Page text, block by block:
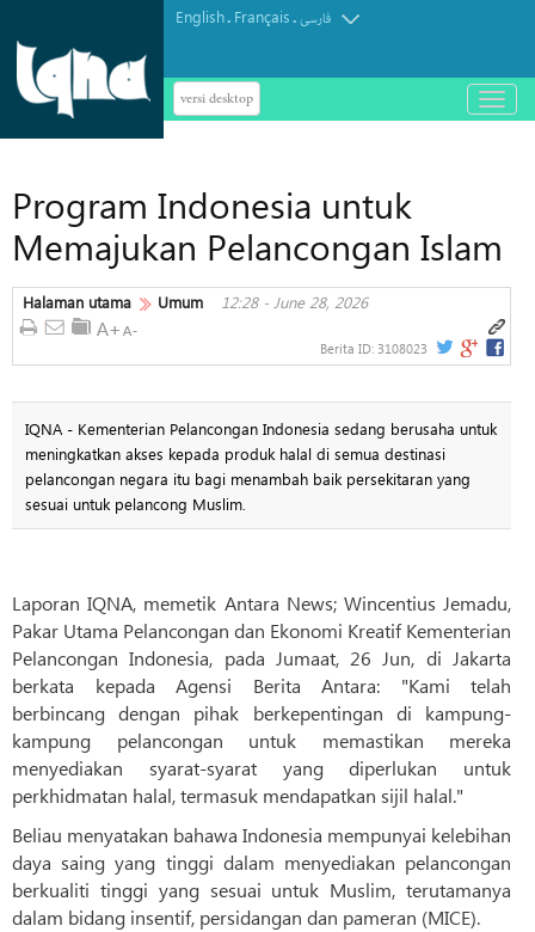
English. Français.فارسی
versi desktop
باز
و
Program Indonesia untuk
Memajukan Pelancongan Islam
Halaman utama Umum 12:28 - June 28, 2026
Berita ID: 3108023
IQNA - Kementerian Pelancongan Indonesia sedang berusaha untuk
meningkatkan akses kepada produk halal di semua destinasi
pelancongan negara itu bagi menambah baik persekitaran yang
sesuai untuk pelancong Muslim.
Laporan IQNA, memetik Antara News; Wincentius Jemadu,
Pakar Utama Pelancongan dan Ekonomi Kreatif Kementerian
Pelancongan Indonesia, pada Jumaat, 26 Jun, di Jakarta
berkata kepada Agensi Berita Antara: "Kami telah
berbincang dengan pihak berkepentingan di kampung-
kampung pelancongan untuk memastikan mereka
menyediakan syarat-syarat yang diperlukan untuk
perkhidmatan halal, termasuk mendapatkan sijil halal."
Beliau menyatakan bahawa Indonesia mempunyai kelebihan
daya saing yang tinggi dalam menyediakan pelancongan
berkualiti tinggi yang sesuai untuk Muslim, terutamanya
dalam bidang insentif, persidangan dan pameran (MICE).